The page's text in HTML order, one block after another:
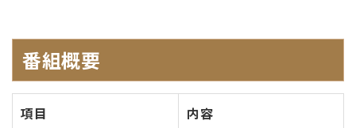
番組概要
項目 内容